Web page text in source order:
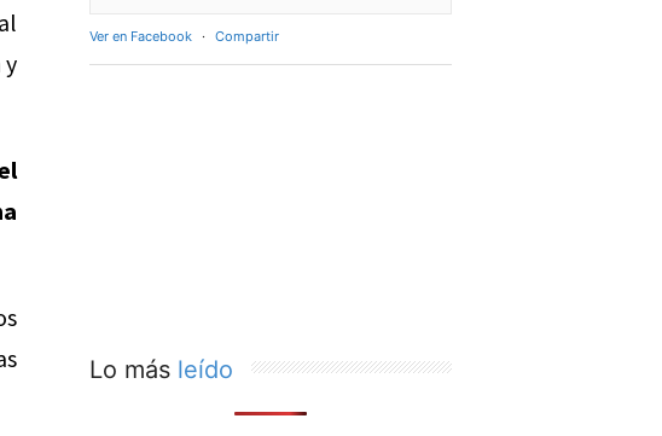
y
Ver en Facebook · Compartir
Lo más leído